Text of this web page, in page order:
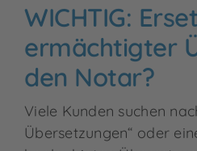
WICHTIG:
ermächtigter
den Notar?
Viele Kunden suchen
Übersetzungen“ oder